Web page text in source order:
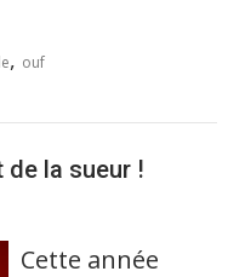
, ouf
de la sueur !
Cette année